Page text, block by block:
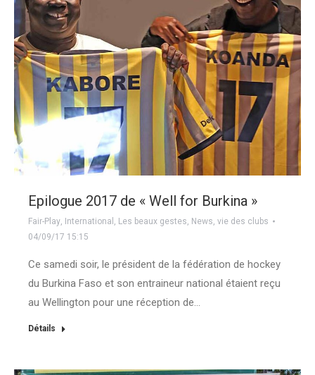
Epilogue 2017 de « Well for Burkina »
Fair-Play, International , Les beaux gestes, News, vie des clubs
04/09/17 15:15
Ce samedi soir, le président de la fédération de hockey
du Burkina Faso et son entraineur national étaient reçu
au Wellington pour une réception de…
Détails